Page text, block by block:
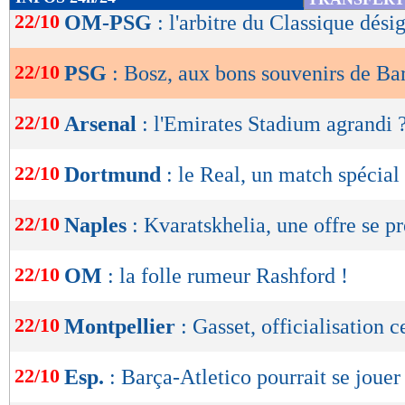
de
OK
22/10 OM-PSG : l'arbitre du Classique
22/10 PSG : Bosz, aux bons souvenirs de
22/10 Arsenal : l'Emirates Stadium agrandi
22/10 Dortmund : le Real, un match
22/10 Naples : Kvaratskhelia, une offre se
22/10 OM : la folle rumeur Rashford !
22/10 Montpellier : Gasset, officialisation
22/10 Esp. : Barça-Atletico pourrait se